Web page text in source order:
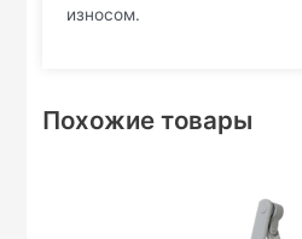
износом.
Похожие товары